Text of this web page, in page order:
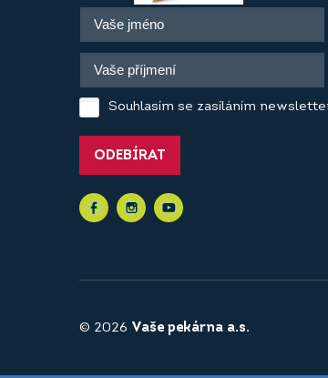
Souhlasím se zasíláním
ODEBÍRAT
© 2026 Vaše pekárna a.s.